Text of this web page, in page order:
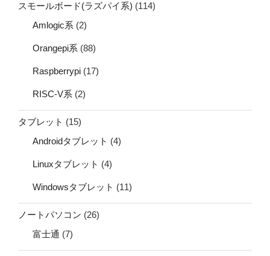
スモールボード(ラズパイ系) (114)
Amlogic系 (2)
Orangepi系 (88)
Raspberrypi (17)
RISC-V系 (2)
タブレット (15)
Androidタブレット (4)
Linuxタブレット (4)
Windowsタブレット (11)
ノートパソコン (26)
富士通 (7)